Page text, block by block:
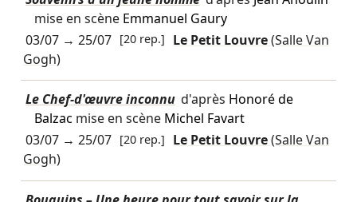
mise en scène Emmanuel Gaury
03/07→ 25/07 [20 rep.] Le Petit Louvre(Salle Van
Gogh)
Le Chef-d'œuvre inconnu d'après Honoré de
Balzac mise en scène Michel Favart
03/07→ 25/07 [20 rep.] Le Petit Louvre(Salle Van
Gogh)